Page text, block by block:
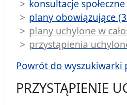
konsultacje społeczne
plany obowiązujące
plany uchylone w
przystąpienia
Powrót do wyszukiwarki
PRZYSTĄPIENIE